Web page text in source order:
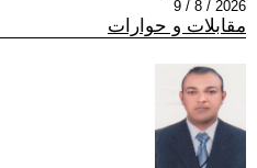
2026 / 8 / 9
مقابلات و حوارات